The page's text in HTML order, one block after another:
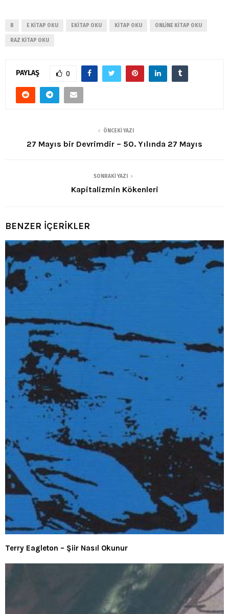
B E KITAP OKU EKITAP OKU KITAP OKU ONLINE KITAP OKU
RAZ KITAP OKU
PAYLAŞ 0
ÖNCEKI YAZI
27 Mayıs bir Devrimdir – 50. Yılında 27 Mayıs
SONRAKI YAZI
Kapitalizmin Kökenleri
BENZER İÇERİKLER
Terry Eagleton – Şiir Nasıl Okunur